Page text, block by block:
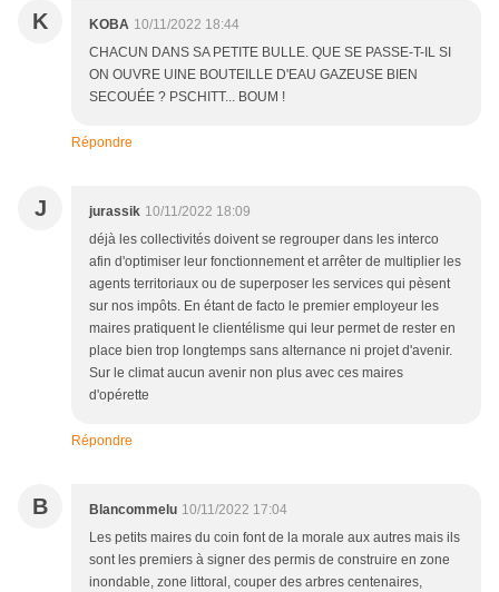
K KOBA 10/11/2022 18:44
CHACUN DANS SA PETITE BULLE. QUE SE PASSE-T-IL SI
ON OUVRE UINE BOUTEILLE D'EAU GAZEUSE BIEN
SECOUÉE ? PSCHITT... BOUM !
Répondre
J jurassik 10/11/2022 18:09
déjà les collectivités doivent se regrouper dans les interco
afin d'optimiser leur fonctionnement et arrêter de multiplier les
agents territoriaux ou de superposer les services qui pèsent
sur nos impôts. En étant de facto le premier employeur les
maires pratiquent le clientélisme qui leur permet de rester en
place bien trop longtemps sans alternance ni projet d'avenir.
Sur le climat aucun avenir non plus avec ces maires
d'opérette
Répondre
B Blancommelu 10/11/2022 17:04
Les petits maires du coin font de la morale aux autres mais ils
sont les premiers à signer des permis de construire en zone
inondable, zone littoral, couper des arbres centenaires,